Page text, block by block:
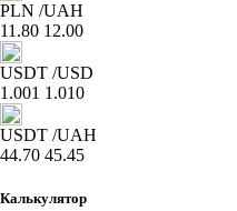
PLN /UAH
11.80 12.00
USDT /USD
1.001 1.010
USDT /UAH
44.70 45.45
Калькулятор